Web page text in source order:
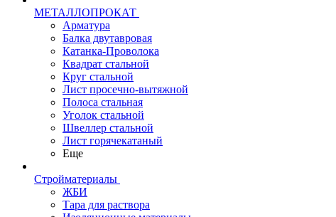
МЕТАЛЛОПРОКАТ
Арматура
Балка двутавровая
Катанка-Проволока
Квадрат стальной
Круг стальной
Лист просечно-вытяжной
Полоса стальная
Уголок стальной
Швеллер стальной
Лист горячекатаный
Еще
Стройматериалы
ЖБИ
Тара для раствора